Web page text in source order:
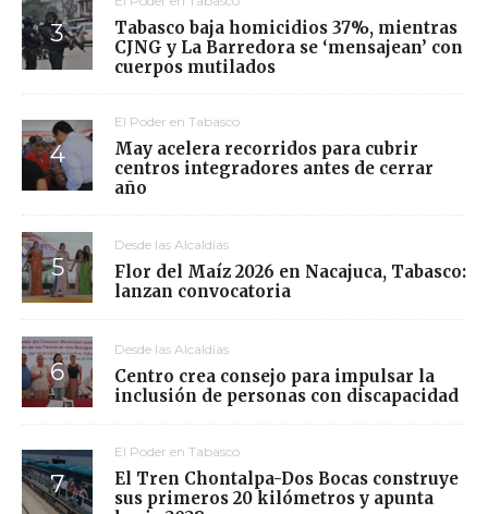
Tabasco baja homicidios 37%, mientras
CJNG y La Barredora se ‘mensajean’ con
cuerpos mutilados
El Poder en Tabasco
May acelera recorridos para cubrir
centros integradores antes de cerrar
año
Desde las Alcaldías
Flor del Maíz 2026 en Nacajuca, Tabasco:
lanzan convocatoria
Desde las Alcaldías
Centro crea consejo para impulsar la
inclusión de personas con discapacidad
El Poder en Tabasco
El Tren Chontalpa-Dos Bocas construye
sus primeros 20 kilómetros y apunta